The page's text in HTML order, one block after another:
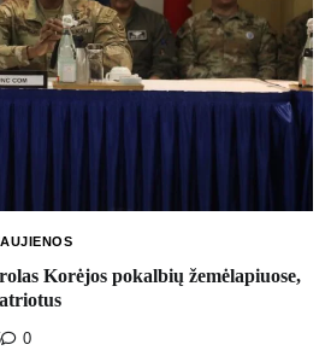
Korėjos pokalbių žemėlapiuose,
0